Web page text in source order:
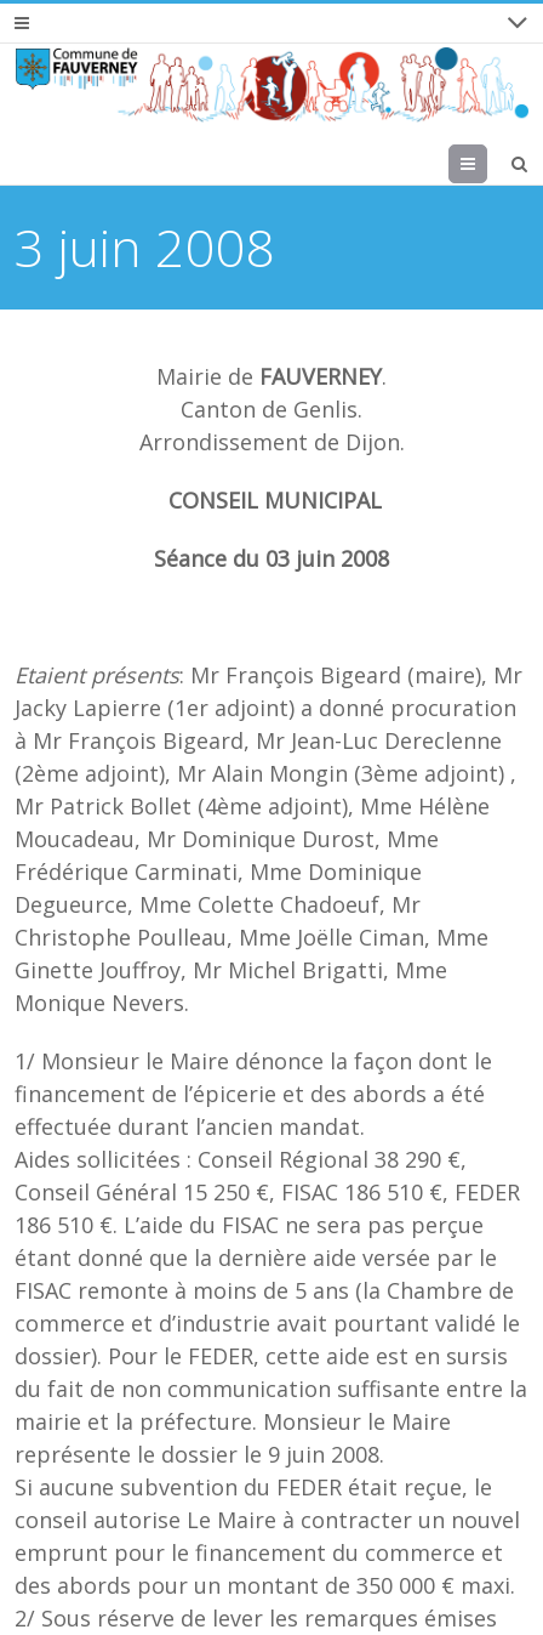
Menu
3 juin 2008
Mairie de FAUVERNEY.
Canton de Genlis.
Arrondissement de Dijon.
CONSEIL MUNICIPAL
Séance du 03 juin 2008
Etaient présents: Mr François Bigeard (maire), Mr
Jacky Lapierre (1er adjoint) a donné procuration
à Mr François Bigeard, Mr Jean-Luc Dereclenne
(2ème adjoint), Mr Alain Mongin (3ème adjoint) ,
Mr Patrick Bollet (4ème adjoint), Mme Hélène
Moucadeau, Mr Dominique Durost, Mme
Frédérique Carminati, Mme Dominique
Degueurce, Mme Colette Chadoeuf, Mr
Christophe Poulleau, Mme Joëlle Ciman, Mme
Ginette Jouffroy, Mr Michel Brigatti, Mme
Monique Nevers.
1/ Monsieur le Maire dénonce la façon dont le
financement de l’épicerie et des abords a été
effectuée durant l’ancien mandat.
Aides sollicitées : Conseil Régional 38 290 €,
Conseil Général 15 250 €, FISAC 186 510 €, FEDER
186 510 €. L’aide du FISAC ne sera pas perçue
étant donné que la dernière aide versée par le
FISAC remonte à moins de 5 ans (la Chambre de
commerce et d’industrie avait pourtant validé le
dossier). Pour le FEDER, cette aide est en sursis
du fait de non communication suffisante entre la
mairie et la préfecture. Monsieur le Maire
représente le dossier le 9 juin 2008.
Si aucune subvention du FEDER était reçue, le
conseil autorise Le Maire à contracter un nouvel
emprunt pour le financement du commerce et
des abords pour un montant de 350 000 € maxi.
2/ Sous réserve de lever les remarques émises